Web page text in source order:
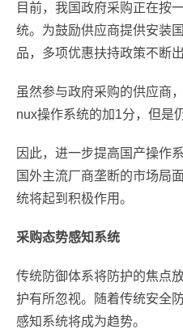
目前，我国政府采购正在按
统。为鼓励供应商提供安装
品，多项优惠扶持政策不断出
虽然参与政府采购的供应商
nux操作系统的加1分，但是
因此，进一步提高国产操作
国外主流厂商垄断的市场局
统将起到积极作用。
采购态势感知系统
传统防御体系将防护的焦点
护有所忽视。随着传统安全
感知系统将成为趋势。